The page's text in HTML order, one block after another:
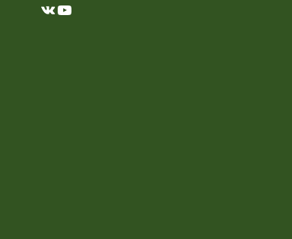
ВКонтакте
YouTube